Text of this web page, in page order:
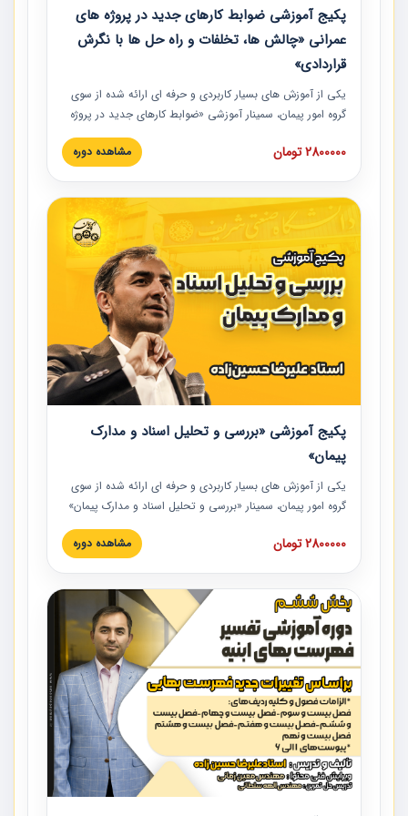
پکیج آموزشی ضوابط کارهای جدید در پروژه های
عمرانی «چالش ها، تخلفات و راه حل ها با نگرش
قراردادی»
یکی از آموزش‏‏‏‏‏‏ های بسیار کاربردی و حرفه‏ ای ارائه شده از سوی
گروه امور پیمان، سمینار آموزشی «ضوابط کارهای جدید در پروژه
های عمرانی» چالش ها، تخلفات و راه حل ها با نگرش قراردادی
است که در محل سندیکای شرکت های ساختمانی کشور ارائه شد.
مدارک پیمان به همراه تجربیات عملی ارائه شده است.
2800000 تومان مشاهده دوره
پکیج آموزشی «بررسی و تحلیل اسناد و مدارک
پیمان»
یکی از آموزش‏‏‏‏‏‏ های بسیار کاربردی و حرفه‏ ای ارائه شده از سوی
گروه امور پیمان، سمینار «بررسی و تحلیل اسناد و مدارک پیمان»
است که در دانشگاه صنعتی شریف ارائه شد. در این آموزش
نکات کلیدی مربوط به اسناد و مدارک پیمان، اولویت بندی اسناد
پیمان به همراه تجربیات عملی در این خصوص ارائه شده است.
2800000 تومان مشاهده دوره